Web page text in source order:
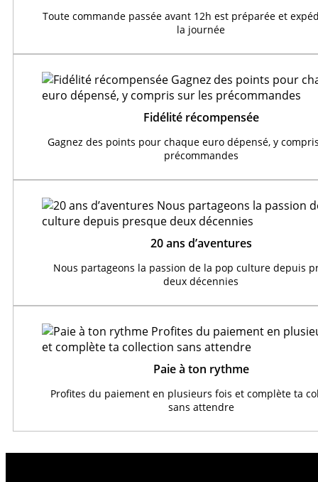
Toute commande passée avant 12h est préparée et
la journée
Fidélité récompensée
Gagnez des points pour chaque euro dépensé, y
précommandes
20 ans d’aventures
Nous partageons la passion de la pop culture depuis
deux décennies
Paie à ton rythme
Profites du paiement en plusieurs fois et complète ta
sans attendre